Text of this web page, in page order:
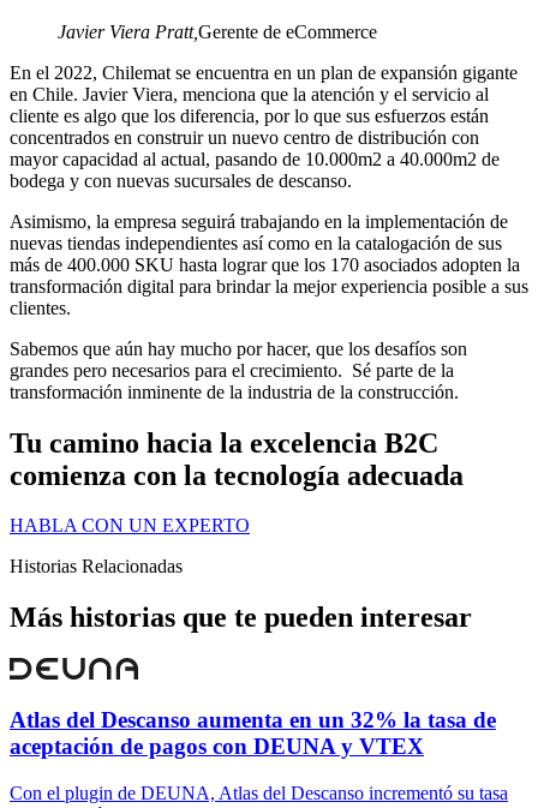
Javier Viera Pratt,Gerente de eCommerce
En el 2022, Chilemat se encuentra en un plan de expansión gigante
en Chile. Javier Viera, menciona que la atención y el servicio al
cliente es algo que los diferencia, por lo que sus esfuerzos están
concentrados en construir un nuevo centro de distribución con
mayor capacidad al actual, pasando de 10.000m2 a 40.000m2 de
bodega y con nuevas sucursales de descanso.
Asimismo, la empresa seguirá trabajando en la implementación de
nuevas tiendas independientes así como en la catalogación de sus
más de 400.000 SKU hasta lograr que los 170 asociados adopten la
transformación digital para brindar la mejor experiencia posible a sus
clientes.
Sabemos que aún hay mucho por hacer, que los desafíos son
grandes pero necesarios para el crecimiento. Sé parte de la
transformación inminente de la industria de la construcción.
Tu camino hacia la excelencia B2C
comienza con la tecnología adecuada
HABLA CON UN EXPERTO
Historias Relacionadas
Más historias que te pueden interesar
Atlas del Descanso aumenta en un 32% la tasa de
aceptación de pagos con DEUNA y VTEX
Con el plugin de DEUNA, Atlas del Descanso incrementó su tasa